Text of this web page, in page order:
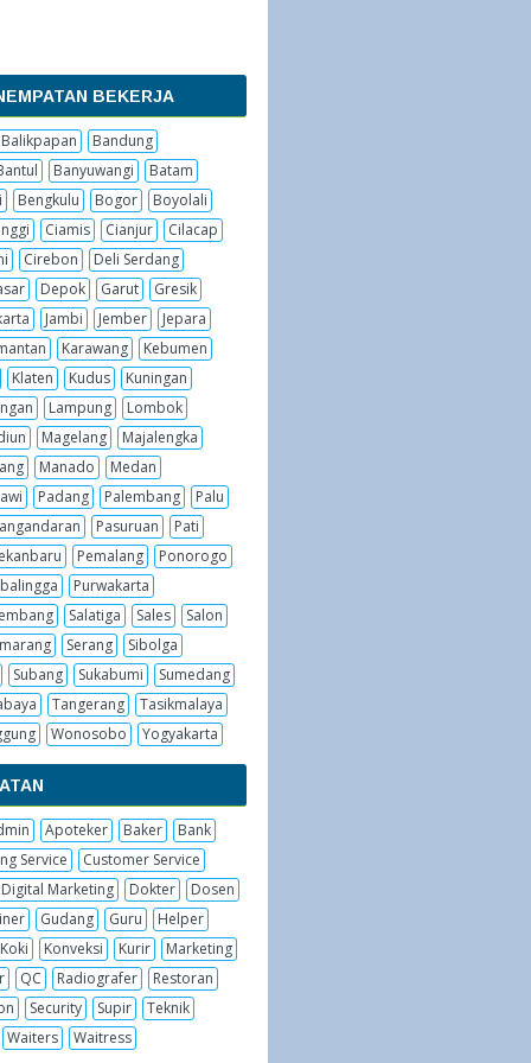
BEKERJA
Balikpapan
Bandung
Banyuwangi
Batam
Bengkulu Bogor
Boyolali
Ciamis Cianjur
Cilacap
Cirebon
Deli Serdang
Depok Garut
Gresik
Jambi Jember
Jepara
Karawang
Kebumen
Klaten
Kudus
Kuningan
Lampung
Lombok
Magelang
Majalengka
Manado
Medan
Padang Palembang
Palu
Pasuruan
Pati
Pemalang
Ponorogo
Purwakarta
Salatiga Sales
Salon
Serang
Sibolga
Subang
Sukabumi
Sumedang
Tangerang
Tasikmalaya
Wonosobo Yogyakarta
Apoteker Baker
Bank
Service
Customer Service
Digital Marketing
Dokter
Dosen
Gudang Guru
Helper
Koki
Konveksi Kurir
Marketing
QC Radiografer
Restoran
Security Supir
Teknik
Waiters
Waitress